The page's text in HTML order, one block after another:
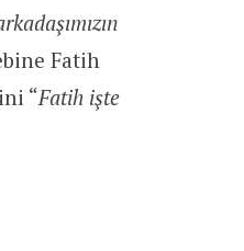
Fatih
“Fatih işte